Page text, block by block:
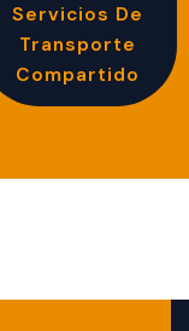
Servicios De
Transporte
Compartido